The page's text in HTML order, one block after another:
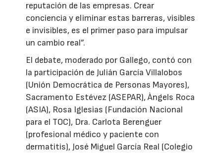
reputación de las empresas. Crear
conciencia y eliminar estas barreras, visibles
e invisibles, es el primer paso para impulsar
un cambio real”.
El debate, moderado por Gallego, contó con
la participación de Julián García Villalobos
(Unión Democrática de Personas Mayores),
Sacramento Estévez (ASEPAR), Àngels Roca
(ASIA), Rosa Iglesias (Fundación Nacional
para el TOC), Dra. Carlota Berenguer
(profesional médico y paciente con
dermatitis), José Miguel García Real (Colegio